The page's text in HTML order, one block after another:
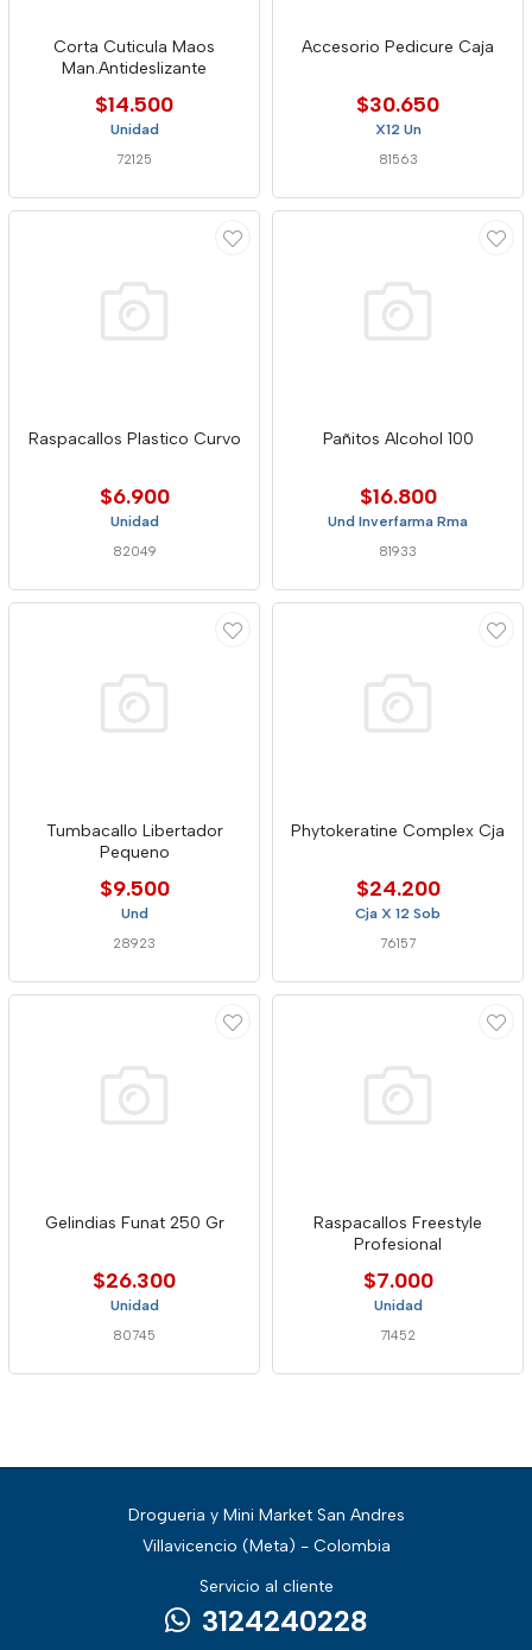
Corta Cuticula Maos
Man.Antideslizante
$14.500
Unidad
72125
Accesorio Pedicure Caja
$30.650
X12 Un
81563
Raspacallos Plastico Curvo
$6.900
Unidad
82049
Pañitos Alcohol 100
$16.800
Und Inverfarma Rma
81933
Tumbacallo Libertador
Pequeno
$9.500
Und
28923
Phytokeratine Complex Cja
$24.200
Cja X 12 Sob
76157
Gelindias Funat 250 Gr
$26.300
Unidad
80745
Raspacallos Freestyle
Profesional
$7.000
Unidad
71452
Drogueria y Mini Market San Andres
Villavicencio (Meta) - Colombia
Servicio al cliente
3124240228